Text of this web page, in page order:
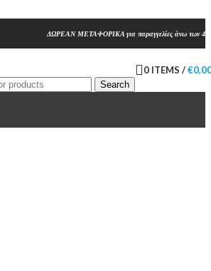
ΔΩΡΕΑΝ ΜΕΤΑΦΟΡΙΚΑ για παραγγελίες άνω των
Search
0 ITEMS /€